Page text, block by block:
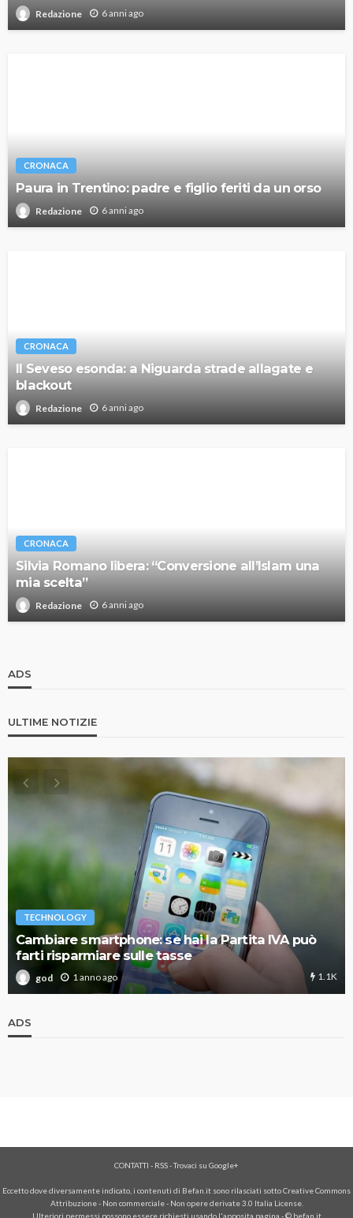
Redazione 6 anni ago
CRONACA
Paura in Trentino: padre e figlio feriti da un orso
Redazione 6 anni ago
CRONACA
Il Seveso esonda: a Niguarda strade allagate e
blackout
Redazione 6 anni ago
CRONACA
Silvia Romano libera: “Conversione all’Islam una
mia scelta”
Redazione 6 anni ago
ADS
ULTIME NOTIZIE
TECHNOLOGY
Cambiare smartphone: se hai la Partita IVA può
farti risparmiare sulle tasse
god 1 anno ago 1.1K
ADS
CONTATTI - RSS-Trovaci su Google+
Eccetto dove diversamente indicato, i contenuti di Befan.it sono rilasciati sotto Creative Commons
Attribuzione - Non commerciale - Non opere derivate 3.0 Italia License.
Ulteriori permessi possono essere richiesti usando l'apposita pagina - © befan.it